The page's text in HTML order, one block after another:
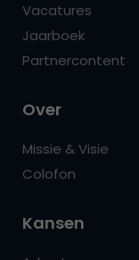
Vacatures
Jaarboek
Partnercontent
Over
Missie & Visie
Colofon
Kansen